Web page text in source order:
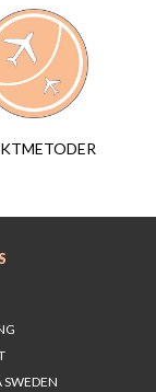
SWEDEN